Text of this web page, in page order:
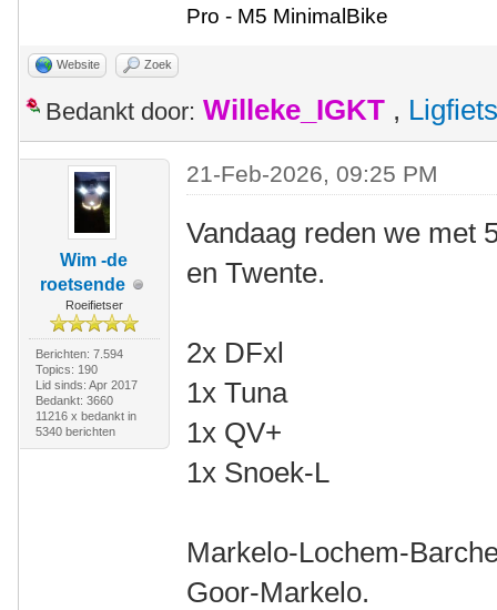
Pro - M5 MinimalBike
Website Zoek
Bedankt door: Willeke_IGKT ,
Wim -de
roetsende
Roeifietser
Berichten: 7.594
Topics: 190
Lid sinds: Apr 2017
Bedankt: 3660
11216 x bedankt in
5340 berichten
21-Feb-2026, 09:25 PM
Vandaag reden we met
en Twente.
2x DFxl
1x Tuna
1x QV+
1x Snoek-L
Markelo-Lochem-
Goor-Markelo.